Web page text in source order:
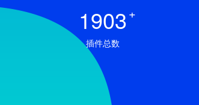
1903+
插件总数